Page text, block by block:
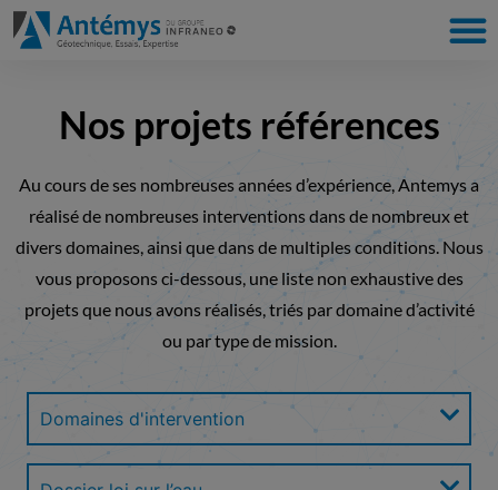
Nos projets références
Au cours de ses nombreuses années d’expérience, Antemys a
réalisé de nombreuses interventions dans de nombreux et
divers domaines, ainsi que dans de multiples conditions. Nous
vous proposons ci-dessous, une liste non exhaustive des
projets que nous avons réalisés, triés par domaine d’activité
ou par type de mission.